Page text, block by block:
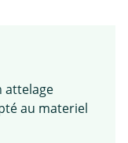
attelage
au materiel